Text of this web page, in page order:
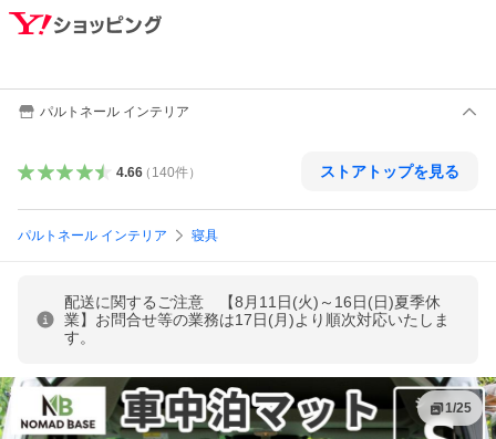
パルトネール インテリア
4.66（ 140件） ストアトップを見る
パルトネール インテリア 寝具
配送に関するご注意 【8月11日(火)～16日(日)夏季休
業】お問合せ等の業務は17日(月)より順次対応いたしま
す。
1/25